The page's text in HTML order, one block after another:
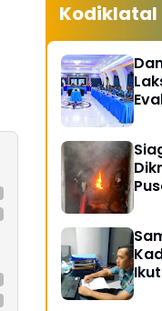
Kodiklatal